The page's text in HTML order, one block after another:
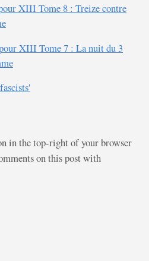
XIII Tome 8 : Treize contre
XIII Tome 7 : La nuit du 3
in the top-right of your browser
on this post with